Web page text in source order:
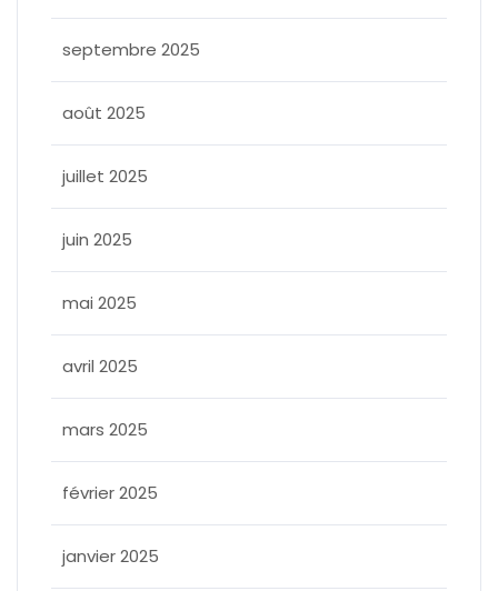
septembre 2025
août 2025
juillet 2025
juin 2025
mai 2025
avril 2025
mars 2025
février 2025
janvier 2025